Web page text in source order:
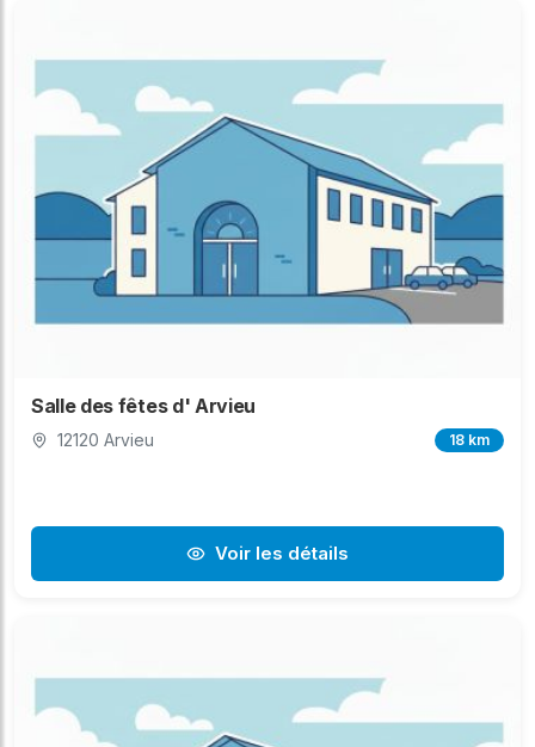
Salle des fêtes d' Arvieu
12120 Arvieu 18 km
Voir les détails